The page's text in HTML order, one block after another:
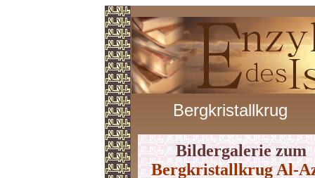
Bergkristallkrug
Bildergalerie zum
Bergkristallkrug Al-